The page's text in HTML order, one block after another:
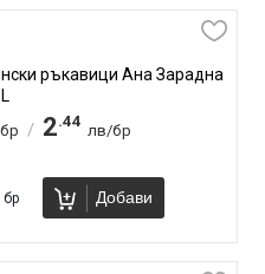
ръкавици Ана Зарадна
/ 2.44
лв/бр
бр Добави